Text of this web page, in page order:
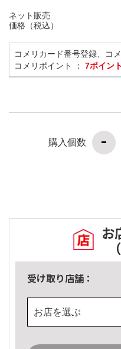
ネット販売
価格（税込）
コメリカード番号登録、コ
コメリポイント ： 7ポイン
購入個数
お
受け取り店舗：
お店を選ぶ